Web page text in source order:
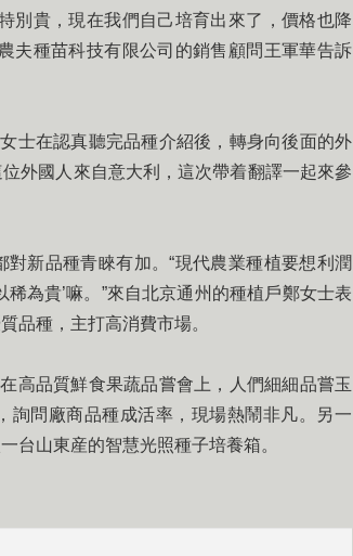
別貴，現在我們自己培育出來了，價格也降
夫種苗科技有限公司的銷售顧問王軍華告訴
在認真聽完品種介紹後，轉身向後面的外
外國人來自意大利，這次帶着翻譯一起來參
新品種青睞有加。“現代農業種植要想利潤
為貴’嘛。”來自北京通州的種植戶鄭女士表
品種，主打高消費市場。
品質鮮食果蔬品嘗會上，人們細細品嘗玉
詢問廠商品種成活率，現場熱鬧非凡。另一
台山東産的智慧光照種子培養箱。